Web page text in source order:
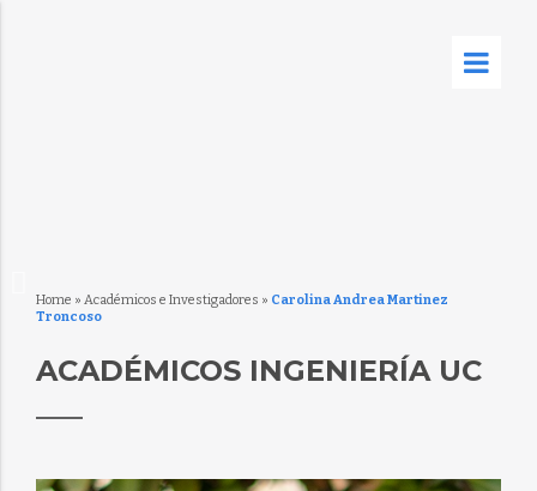
Home » Académicos e Investigadores » Carolina Andrea Martinez
Troncoso
ACADÉMICOS INGENIERÍA UC